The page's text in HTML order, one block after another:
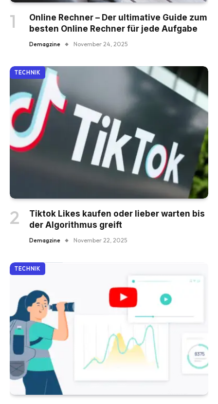
Online Rechner – Der ultimative Guide zum
besten Online Rechner für jede Aufgabe
Demagzine November 24, 2025
TECHNIK
Tiktok Likes kaufen oder lieber warten bis
der Algorithmus greift
Demagzine November 22, 2025
TECHNIK